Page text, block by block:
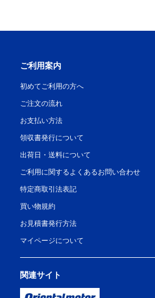
ご利用案内
初めてご利用の方へ
ご注文の流れ
お支払い方法
領収書発行について
出荷日・送料について
ご利用に関するよくあるお問い合わせ
特定商取引法表記
買い物規約
お見積書発行方法
マイページについて
関連サイト